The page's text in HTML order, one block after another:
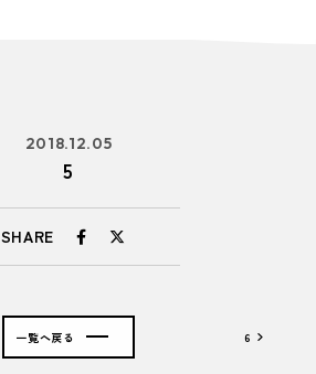
2018.12.05
5
SHARE
6
一覧へ戻る